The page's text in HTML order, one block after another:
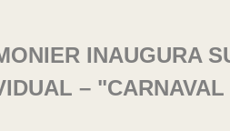
INAUGURA
–